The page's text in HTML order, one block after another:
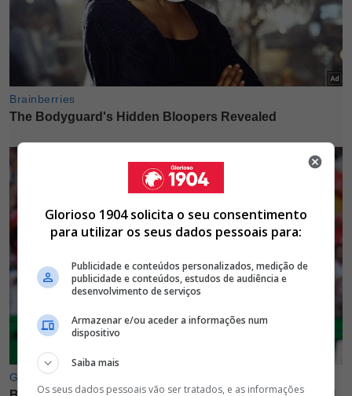
Glorioso 1904 solicita o seu consentimento
para utilizar os seus dados pessoais para:
Publicidade e conteúdos personalizados, medição de
publicidade e conteúdos, estudos de audiência e
desenvolvimento de serviços
Armazenar e/ou aceder a informações num
dispositivo
Saiba mais
Os seus dados pessoais vão ser tratados, e as informações